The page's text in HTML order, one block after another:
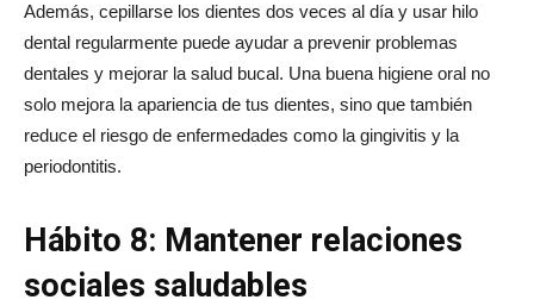
Además, cepillarse los dientes dos veces al día y usar hilo
dental regularmente puede ayudar a prevenir problemas
dentales y mejorar la salud bucal. Una buena higiene oral no
solo mejora la apariencia de tus dientes, sino que también
reduce el riesgo de enfermedades como la gingivitis y la
periodontitis.
Hábito 8: Mantener relaciones
sociales saludables